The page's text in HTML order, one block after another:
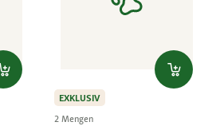
EXKLUSIV
2 Mengen